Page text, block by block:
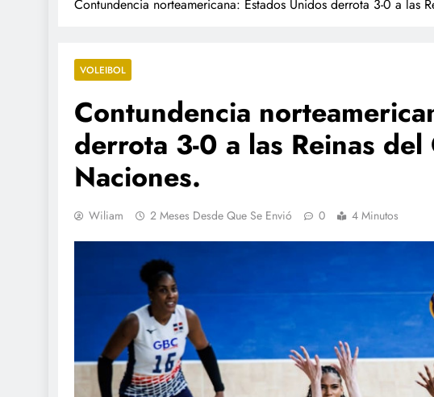
Contundencia norteamericana: Estados Unidos derrota 3-0 a las
VOLEIBOL
Contundencia
derrota 3-0 a las Reinas
Naciones.
Wiliam 2 Meses Desde Que Se Envió 0 4 Minutos